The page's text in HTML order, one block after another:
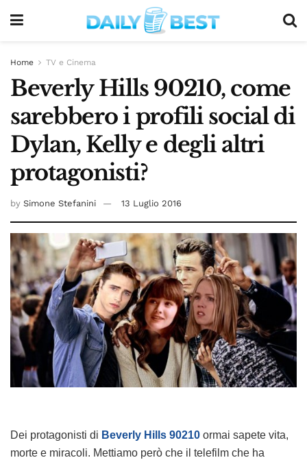
Home TV e Cinema
Beverly Hills 90210, come
sarebbero i profili social di
Dylan, Kelly e degli altri
protagonisti?
by Simone Stefanini 13 Luglio 2016
Dei protagonisti di Beverly Hills 90210 ormai sapete vita,
morte e miracoli. Mettiamo però che il telefilm che ha